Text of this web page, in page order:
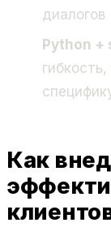
диалогов
Python
Как